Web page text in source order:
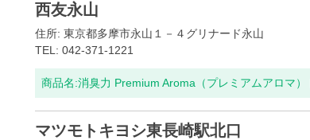
西友永山
住所: 東京都多摩市永山１－４グリナード永山
TEL: 042-371-1221
商品名:消臭力 Premium Aroma（プレミアムアロマ
マツモトキヨシ東長崎駅北口